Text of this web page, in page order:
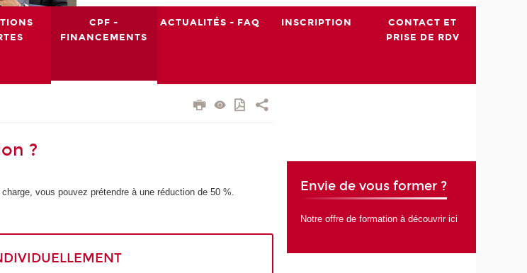
CPF -
FINANCEMENTS
ACTUALITÉS - FAQ INSCRIPTION
CONTACT ET
PRISE DE RDV
?
vous pouvez prétendre à une réduction de 50 %. Envie de vous former ?
Notre offre de formation à découvrir ici